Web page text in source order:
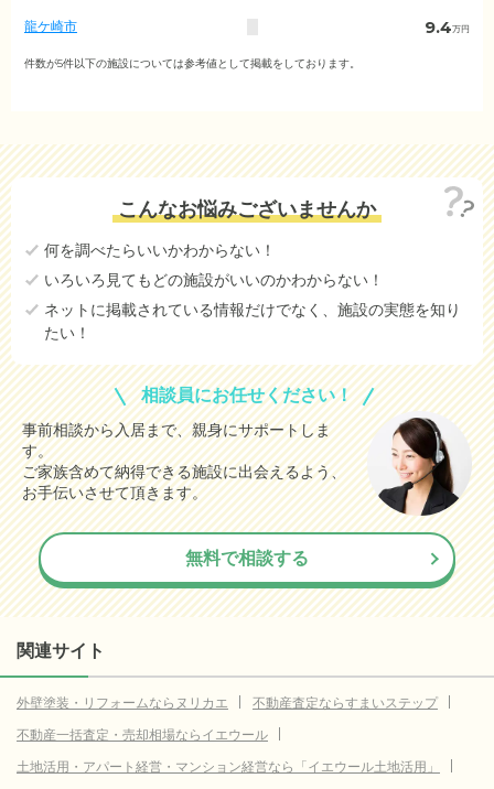
村
龍ケ崎市 9.4万円
土浦市
2.7
古河市(参考値) 4.8
2.3
下妻市(参考値)
北茨城市 (参考値)
牛久市(参考値) 14.9万円
鹿嶋市(参考値) 18.2万円
潮来市(参考値) 5.8
守谷市(参考値) 7.0万円
常陸大宮市(参考値) 11.0万円
筑西市 12.7万円
かすみがうら市(参考値) 14.6万円
神栖市(参考値)
鉾田市(参考値) 8.0
小美玉市 (参考値) 6.6
件数が5件以下の施設については参考値として掲載をしております。
こんなお悩みございませんか
何を調べたらいいかわからない！
いろいろ見てもどの施設がいいのかわからない！
ネットに掲載されている情報だけでなく、施設の実態を知り
たい！
相談員にお任せください！
事前相談から入居まで、親身にサポートしま
す。
ご家族含めて納得できる施設に出会えるよう、
お手伝いさせて頂きます。
無料で相談する
関連サイト
外壁塗装・リフォームならヌリカエ
不動産査定ならすまいステップ
不動産一括査定・売却相場ならイエウール
土地活用・アパート経営・マンション経営なら「イエウール土地活用」